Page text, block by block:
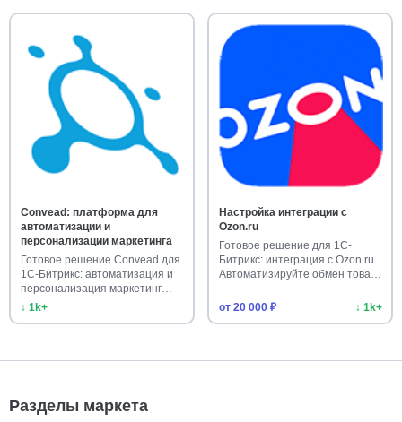
Convead: платформа для
автоматизации и
персонализации маркетинга
Готовое решение Convead для
1С-Битрикс: автоматизация и
персонализация маркетинг…
↓ 1k+
Настройка интеграции с
Ozon.ru
Готовое решение для 1С-
Битрикс: интеграция с Ozon.ru.
Автоматизируйте обмен това…
от 20 000 ₽ ↓ 1k+
Разделы маркета